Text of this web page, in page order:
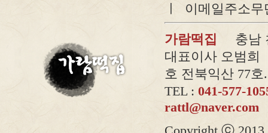
이메일주소
가람떡집 충남
대표이사 오범
호 전북익산 77호
TEL : 041-577-
rattl@naver.com